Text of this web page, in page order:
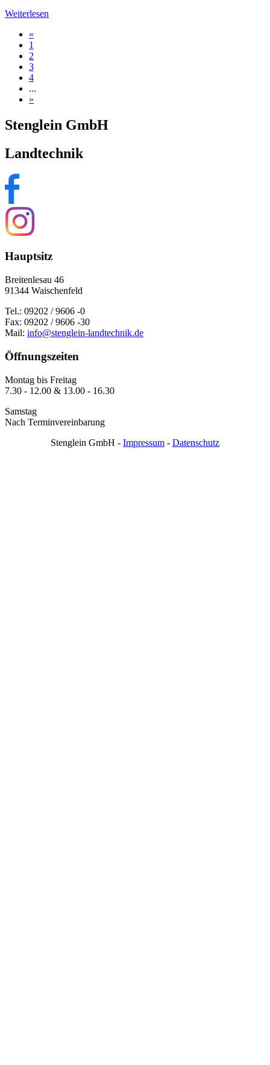
Weiterlesen
«
1
2
3
4
...
»
Stenglein GmbH
Landtechnik
Hauptsitz
Breitenlesau 46
91344 Waischenfeld
Tel.: 09202 / 9606 -0
Fax: 09202 / 9606 -30
Mail: info@stenglein-landtechnik.de
Öffnungszeiten
Montag bis Freitag
7.30 - 12.00 & 13.00 - 16.30
Samstag
Nach Terminvereinbarung
Stenglein GmbH - Impressum - Datenschutz